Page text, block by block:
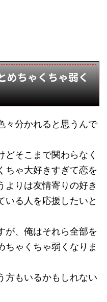
めちゃくちゃ弱く
々分かれると思うんで
どそこまで関わらなく
ちゃ大好きすぎて恋を
よりは友情寄りの好き
いる人を応援したいと
が、俺はそれら全部を
ちゃくちゃ弱くなりま
方もいるかもしれない